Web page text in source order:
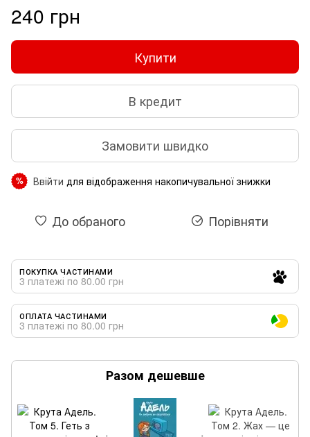
240 грн
Купити
В кредит
Замовити швидко
% Ввійти для відображення накопичувальної знижки
До обраного Порівняти
ПОКУПКА ЧАСТИНАМИ
3 платежі по 80.00 грн
ОПЛАТА ЧАСТИНАМИ
3 платежі по 80.00 грн
Разом дешевше